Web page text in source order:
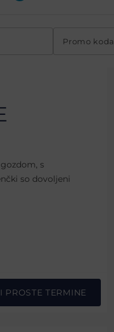
Promo koda
s
so dovoljeni
PROSTE TERMINE